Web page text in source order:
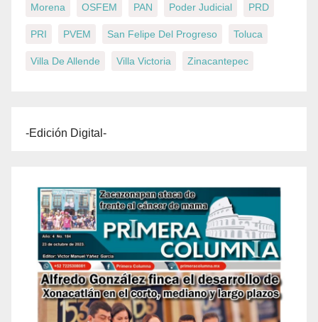
Morena OSFEM PAN Poder Judicial PRD
PRI PVEM San Felipe Del Progreso Toluca
Villa De Allende Villa Victoria Zinacantepec
-Edición Digital-